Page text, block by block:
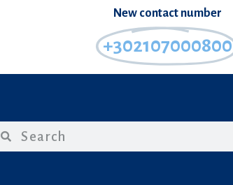
Νew contact number
+302107000800